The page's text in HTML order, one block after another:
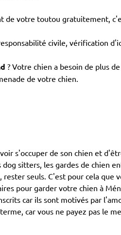
de votre toutou gratuitement,
civile, vérification
? Votre chien a besoin de plus de
de votre chien.
s'occuper de son chien et
sitters, les gardes de chien
seuls. C'est pour cela
pour garder votre chien à
car ils sont motivés par
car vous ne payez pas le